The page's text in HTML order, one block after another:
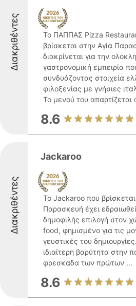
Διακριθέντες
Το ΠΑΠΠΑΣ Pizza
βρίσκεται στην Αγία
διακρίνεται για την
γαστρονομική εμπειρία
συνδυάζοντας στοιχεία
φιλοξενίας με γνήσιες
Το μενού του
8.6
Διακριθέντες
Jackaroo
Το Jackaroo που
Παρασκευή έχει
δημοφιλής επιλογή στον
food, φημισμένο για τις
γευστικές του
ιδιαίτερη βαρύτητα στην
φρεσκάδα των πρώτων ...
8.6